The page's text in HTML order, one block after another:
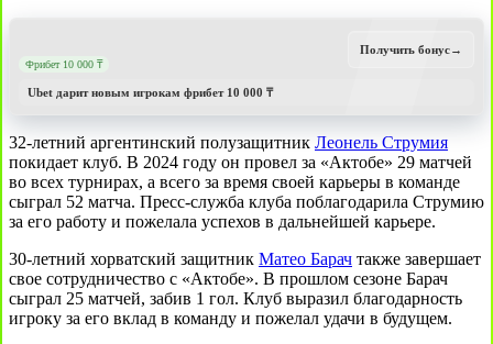
Фрибет 10 000 ₸
Ubet дарит новым игрокам фрибет 10 000 ₸
Получить бонус→
32-летний аргентинский полузащитник Леонель Струмия
покидает клуб. В 2024 году он провел за «Актобе» 29 матчей
во всех турнирах, а всего за время своей карьеры в команде
сыграл 52 матча. Пресс-служба клуба поблагодарила Струмию
за его работу и пожелала успехов в дальнейшей карьере.
30-летний хорватский защитник Матео Барач также завершает
свое сотрудничество с «Актобе». В прошлом сезоне Барач
сыграл 25 матчей, забив 1 гол. Клуб выразил благодарность
игроку за его вклад в команду и пожелал удачи в будущем.